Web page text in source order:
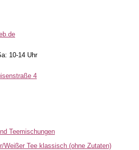
10-14 Uhr
4
Teemischungen
Weißer Tee klassisch (ohne Zutaten)